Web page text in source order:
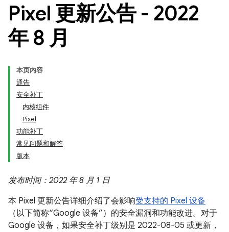
Pixel 更新公告 - 2022
年 8 月
本页内容
通告
安全补丁
内核组件
Pixel
功能补丁
常见问题和解答
版本
发布时间：2022 年 8 月 1 日
本 Pixel 更新公告详细介绍了会影响受支持的 Pixel 设备
（以下简称“Google 设备”）的安全漏洞和功能改进。对于
Google 设备，如果安全补丁级别是 2022-08-05 或更新，